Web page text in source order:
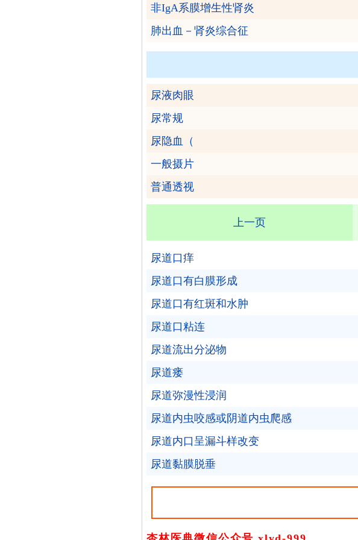
非IgA系膜增生性肾炎
肺出血－肾炎综合征
尿液肉眼
尿常规
尿隐血（
一般摄片
普通透视
上一页
尿道口痒
尿道口有白膜形成
尿道口有红斑和水肿
尿道口粘连
尿道流出分泌物
尿道瘘
尿道弥漫性浸润
尿道内虫咬感或阴道内虫爬感
尿道内口呈漏斗样改变
尿道黏膜脱垂